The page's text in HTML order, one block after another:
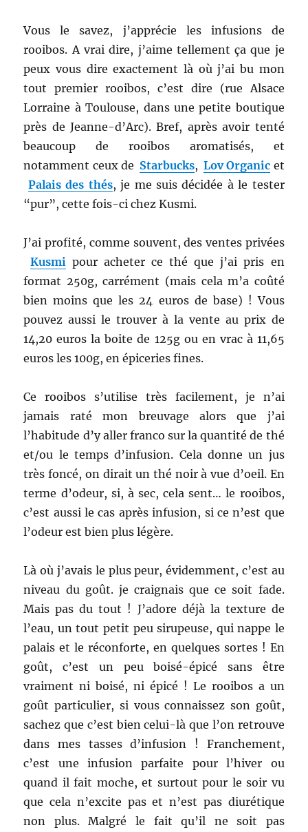
Vous le savez, j’apprécie les infusions de
rooibos. A vrai dire, j’aime tellement ça que je
peux vous dire exactement là où j’ai bu mon
tout premier rooibos, c’est dire (rue Alsace
Lorraine à Toulouse, dans une petite boutique
près de Jeanne-d’Arc). Bref, après avoir tenté
beaucoup de rooibos aromatisés, et
notamment ceux de Starbucks, Lov Organic et
Palais des thés, je me suis décidée à le tester
“pur”, cette fois-ci chez Kusmi.
J’ai profité, comme souvent, des ventes privées
Kusmipour acheter ce thé que j’ai pris en
format 250g, carrément (mais cela m’a coûté
bien moins que les 24 euros de base) ! Vous
pouvez aussi le trouver à la vente au prix de
14,20 euros la boite de 125g ou en vrac à 11,65
euros les 100g, en épiceries fines.
Ce rooibos s’utilise très facilement, je n’ai
jamais raté mon breuvage alors que j’ai
l’habitude d’y aller franco sur la quantité de thé
et/ou le temps d’infusion. Cela donne un jus
très foncé, on dirait un thé noir à vue d’oeil. En
terme d’odeur, si, à sec, cela sent… le rooibos,
c’est aussi le cas après infusion, si ce n’est que
l’odeur est bien plus légère.
Là où j’avais le plus peur, évidemment, c’est au
niveau du goût. je craignais que ce soit fade.
Mais pas du tout ! J’adore déjà la texture de
l’eau, un tout petit peu sirupeuse, qui nappe le
palais et le réconforte, en quelques sortes ! En
goût, c’est un peu boisé-épicé sans être
vraiment ni boisé, ni épicé ! Le rooibos a un
goût particulier, si vous connaissez son goût,
sachez que c’est bien celui-là que l’on retrouve
dans mes tasses d’infusion ! Franchement,
c’est une infusion parfaite pour l’hiver ou
quand il fait moche, et surtout pour le soir vu
que cela n’excite pas et n’est pas diurétique
non plus. Malgré le fait qu’il ne soit pas